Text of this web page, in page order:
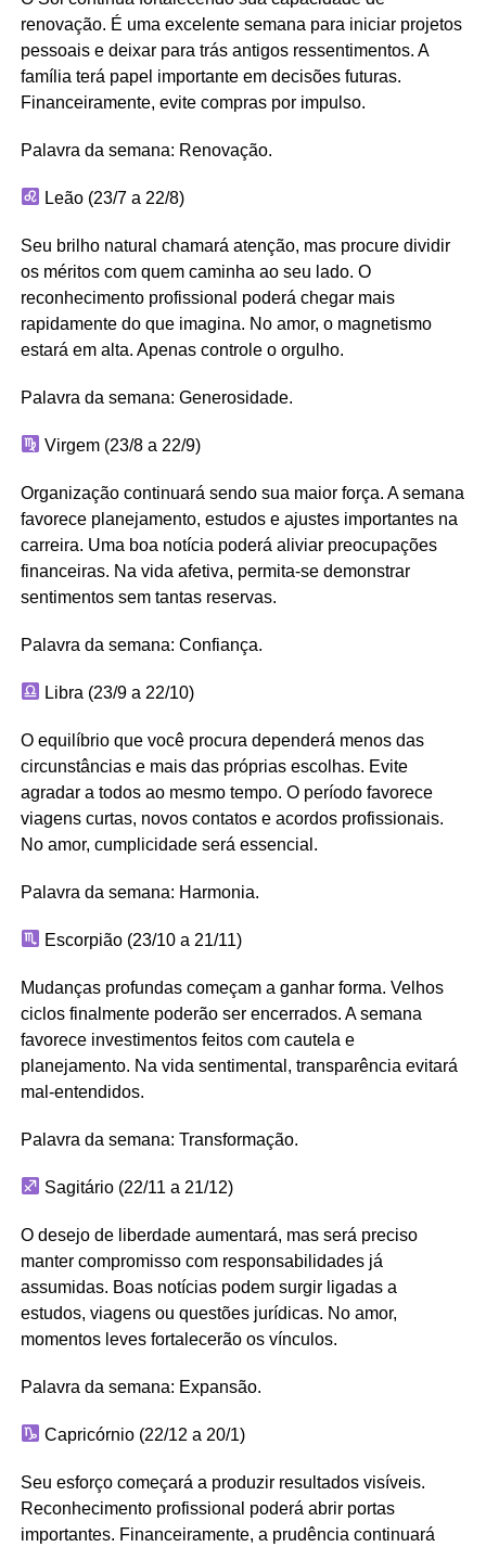
renovação. É uma excelente semana para iniciar projetos
pessoais e deixar para trás antigos ressentimentos. A
família terá papel importante em decisões futuras.
Financeiramente, evite compras por impulso.
Palavra da semana: Renovação.
Leão (23/7 a 22/8)
Seu brilho natural chamará atenção, mas procure dividir
os méritos com quem caminha ao seu lado. O
reconhecimento profissional poderá chegar mais
rapidamente do que imagina. No amor, o magnetismo
estará em alta. Apenas controle o orgulho.
Palavra da semana: Generosidade.
Virgem (23/8 a 22/9)
Organização continuará sendo sua maior força. A semana
favorece planejamento, estudos e ajustes importantes na
carreira. Uma boa notícia poderá aliviar preocupações
financeiras. Na vida afetiva, permita-se demonstrar
sentimentos sem tantas reservas.
Palavra da semana: Confiança.
Libra (23/9 a 22/10)
O equilíbrio que você procura dependerá menos das
circunstâncias e mais das próprias escolhas. Evite
agradar a todos ao mesmo tempo. O período favorece
viagens curtas, novos contatos e acordos profissionais.
No amor, cumplicidade será essencial.
Palavra da semana: Harmonia.
Escorpião (23/10 a 21/11)
Mudanças profundas começam a ganhar forma. Velhos
ciclos finalmente poderão ser encerrados. A semana
favorece investimentos feitos com cautela e
planejamento. Na vida sentimental, transparência evitará
mal-entendidos.
Palavra da semana: Transformação.
Sagitário (22/11 a 21/12)
O desejo de liberdade aumentará, mas será preciso
manter compromisso com responsabilidades já
assumidas. Boas notícias podem surgir ligadas a
estudos, viagens ou questões jurídicas. No amor,
momentos leves fortalecerão os vínculos.
Palavra da semana: Expansão.
Capricórnio (22/12 a 20/1)
Seu esforço começará a produzir resultados visíveis.
Reconhecimento profissional poderá abrir portas
importantes. Financeiramente, a prudência continuará